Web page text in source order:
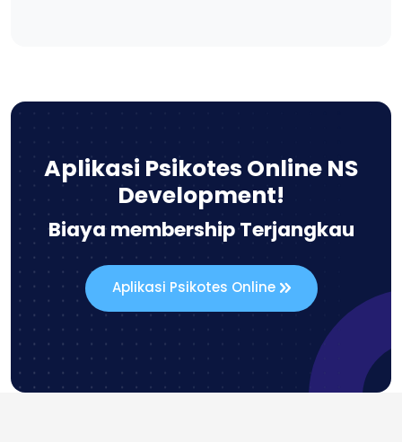
Aplikasi Psikotes Online NS
Development!
Biaya membership Terjangkau
Aplikasi Psikotes Online